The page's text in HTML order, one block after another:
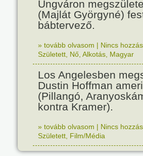
Ungváron
(Majlát Györgyné)
bábtervező.
» tovább olvasom | Nincs
Született Nő Alkotás Magyar
Los Angelesben
Dustin Hoffman
(Pillangó,
kontra Kramer).
» tovább olvasom | Nincs
Született Film/Média